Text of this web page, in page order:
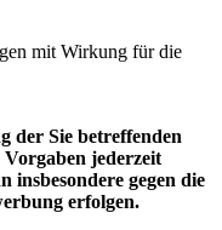
mit Wirkung für die
der Sie betreffenden
Vorgaben jederzeit
gegen die
erfolgen.